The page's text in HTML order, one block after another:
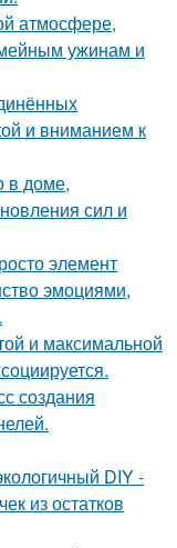
атмосфере,
ужинам и
и вниманием к
в доме,
сил и
элемент
эмоциями,
и максимальной
создания
DIY -
из остатков